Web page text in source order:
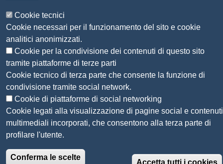
Siti tematici: Maremma e Tirreno Itinerari
© 2026 CAMERA DI COMMERCIO DELLA
MAREMMA E DEL TIRRENO
Cookie tecnici
Cookie necessari per il funzionamento del sito e cookie
analitici anonimizzati.
Cookie per la condivisione dei contenuti di questo sito
tramite piattaforme di terze parti
Cookie tecnico di terza parte che consente la funzione di
condivisione tramite social network.
Cookie di piattaforme di social networking
Cookie legati alla visualizzazione di pagine social e contenuti
multimediali incorporati, che consentono alla terza parte di
profilare l'utente.
Conferma le scelte
Accetta tutti i cookies